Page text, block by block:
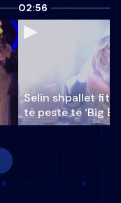
02:56
Selin shpallet
të pestë të ‘Big